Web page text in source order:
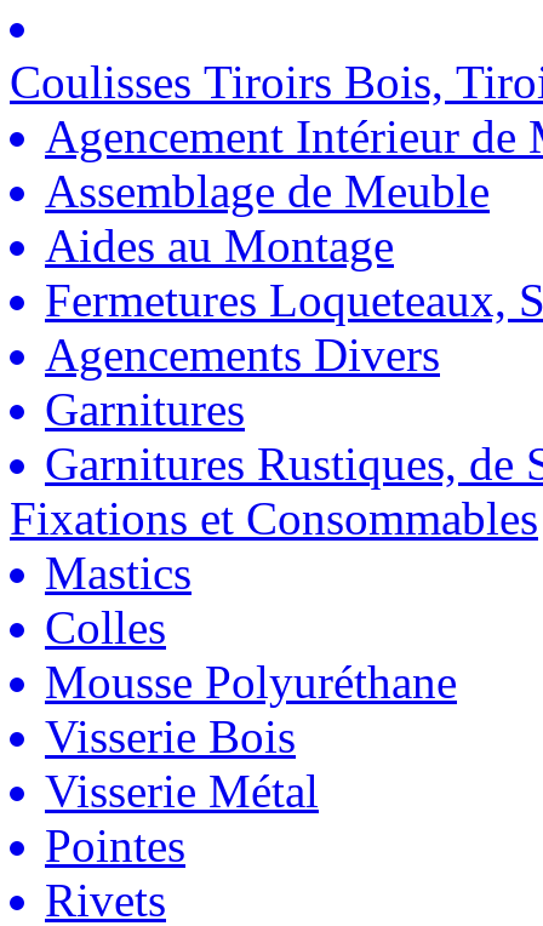
Coulisses Tiroirs Bois,
Agencement Intérieur de
Assemblage de Meuble
Aides au Montage
Fermetures Loqueteaux,
Agencements Divers
Garnitures
Garnitures Rustiques, de
Fixations et Consommables
Mastics
Colles
Mousse Polyuréthane
Visserie Bois
Visserie Métal
Pointes
Rivets